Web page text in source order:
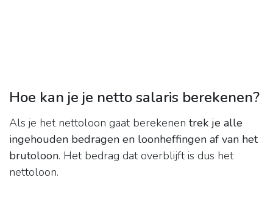
Hoe kan je je netto salaris berekenen?
Als je het nettoloon gaat berekenen trek je alle
ingehouden bedragen en loonheffingen af van het
brutoloon. Het bedrag dat overblijft is dus het
nettoloon.